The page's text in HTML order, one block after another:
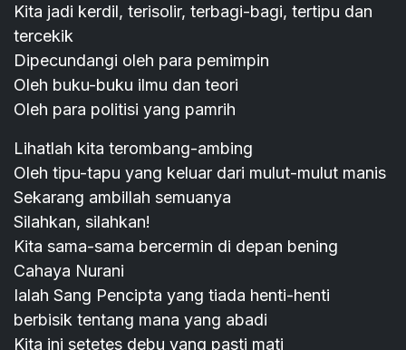
Kita jadi kerdil, terisolir, terbagi-bagi, tertipu dan
tercekik
Dipecundangi oleh para pemimpin
Oleh buku-buku ilmu dan teori
Oleh para politisi yang pamrih
Lihatlah kita terombang-ambing
Oleh tipu-tapu yang keluar dari mulut-mulut manis
Sekarang ambillah semuanya
Silahkan, silahkan!
Kita sama-sama bercermin di depan bening
Cahaya Nurani
Ialah Sang Pencipta yang tiada henti-henti
berbisik tentang mana yang abadi
Kita ini setetes debu yang pasti mati